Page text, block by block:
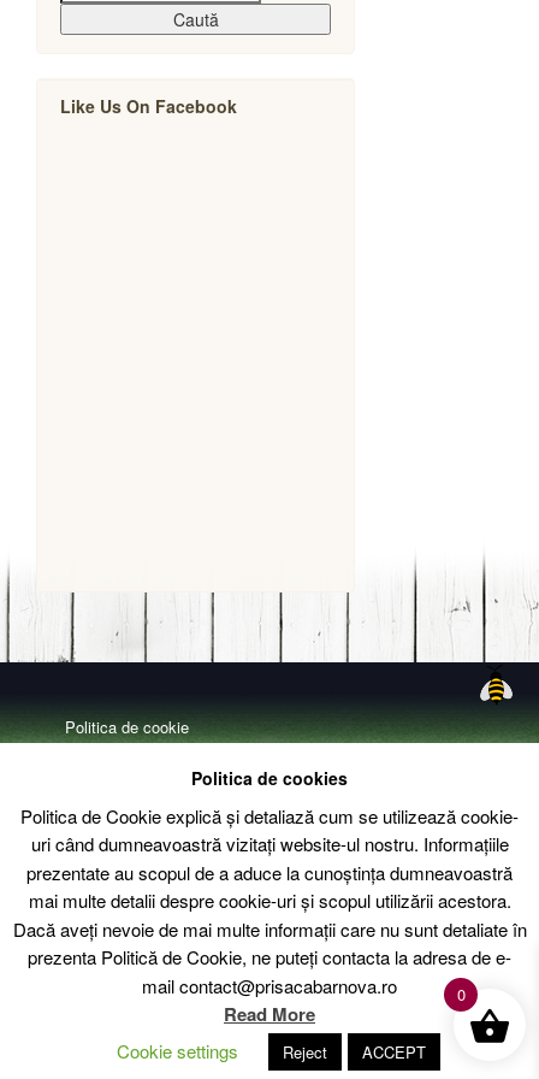
Caută
Like Us On Facebook
Politica de cookie
Politica de confidentialitate
Livrare – Termeni si conditii
Contact
Politica de cookies
Politica de Cookie explică și detaliază cum se utilizează cookie-
uri când dumneavoastră vizitați website-ul nostru. Informațiile
prezentate au scopul de a aduce la cunoștința dumneavoastră
mai multe detalii despre cookie-uri și scopul utilizării acestora.
Dacă aveți nevoie de mai multe informații care nu sunt detaliate în
prezenta Politică de Cookie, ne puteți contacta la adresa de e-
mail contact@prisacabarnova.ro
Read More
Cookie settings Reject ACCEPT
0